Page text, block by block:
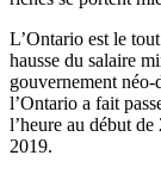
L’Ontario est le
hausse du salaire
gouvernement
l’Ontario a fait
l’heure au début
2019.